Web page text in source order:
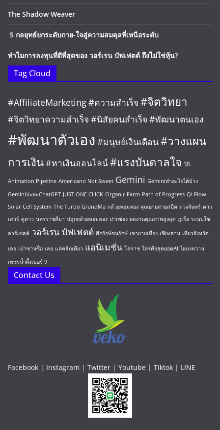
The Shadow Weaver
5 กลยุทธ์ยกระดับกาย-ใจสู่ความสมดุลที่เหนือระดับ
ทำไมการลงทุนที่ดีที่สุดของ วอร์เรน บัฟเฟตต์ ถึงไม่ใช่หุ้น?
Tag Cloud
#AffiliateMarketing#ความสำเร็จ #จิตวิทยา
#จิตวิทยาความสำเร็จ #นิสัยคนสำเร็จ #พัฒนาตนเอง
#พัฒนาตัวเอง #มนุษย์เงินเดือน#วางแผน
การเงิน#หาเงินออนไลน์#แรงบันดาลใจ 3D
Animation Pipeline Americano Not Sweet Gemini Geminiทำอะไรได้บ้าง
GeminiปะทะChatGPT JUST ONE CLICK Organic Farm Path of Progress Qi Flow
Solar Cell System The Turbo GrandMa กล้วยหอมทอง คุณยายสายสปีด ดวงจันทร์ ดาว
เสาร์ ดูดาว นครราชสีมา ปลูกกล้วยหอมทอง ปากช่อง ผลงานคุณภาพสูงสุด ภูเรือ ระบบโซ
ลาร์เซลล์ วอร์เรน บัฟเฟตต์ ศึกยักษ์ชนยักษ์ เขายายเที่ยง เชียงคาน เที่ยวจังหวัด
เลย เป่าซานซื่อ เลย แค่คลิกเดียว แอนิเมชั่น โคราช ใครคือสุดยอดAI ไผ่บงหวาน
เพชรน้ำผึ้งเบอร์ 9
Contact Us
Facebook | Instagram | Twitter | Youtube | Tiktok | LINE